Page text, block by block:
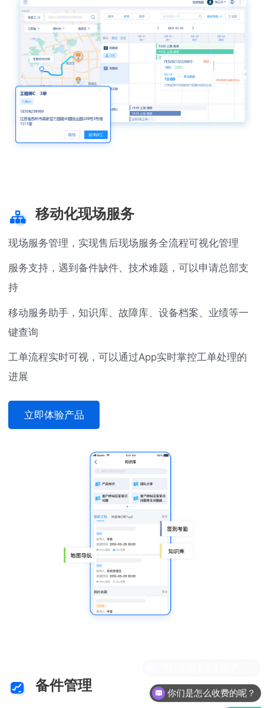
移动化现场服务
现场服务管理，实现售后现场服务全流程可视化管理
服务支持，遇到备件缺件、技术难题，可以申请总部支
持
移动服务助手，知识库、故障库、设备档案、业绩等一
键查询
工单流程实时可视，可以通过App实时掌控工单处理的
进展
立即体验产品
备件管理 你们是怎么收费的呢？